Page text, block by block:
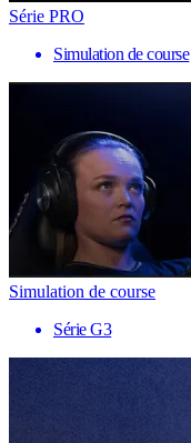
Série PRO
Simulation de course
Simulation de course
Série G3